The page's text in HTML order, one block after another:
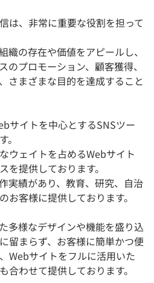
は、非常に重要な役割を担って
織の存在や価値をアピールし、
のプロモーション、顧客獲得、
さまざまな目的を達成すること
サイトを中心とするSNSツー
ウェイトを占めるWebサイト
を提供しております。
実績があり、教育、研究、自治
お客様に提供しております。
多様なデザインや機能を盛り込
留まらず、お客様に簡単かつ便
Webサイトをフルに活用いた
合わせて提供しております。